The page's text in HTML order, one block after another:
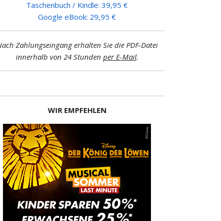
Taschenbuch / Kindle: 39,95 €
Google eBook: 29,95 €
Zahlungseingang erhalten Sie die PDF-Datei
innerhalb von 24 Stunden per E-Mail.
WIR EMPFEHLEN